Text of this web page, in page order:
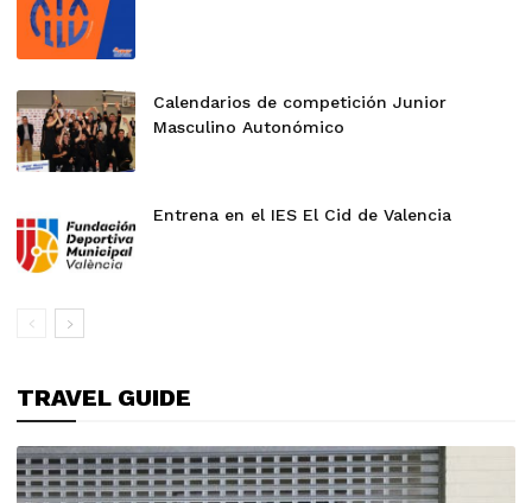
Calendarios de competición Junior
Masculino Autonómico
Entrena en el IES El Cid de Valencia
TRAVEL GUIDE